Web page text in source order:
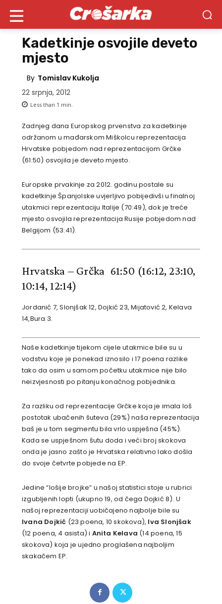
Kadetkinje osvojile deveto
mjesto
By Tomislav Kukolja
22 srpnja, 2012
Less than 1 min.
Zadnjeg dana Europskog prvenstva za kadetkinje
održanom u mađarskom Miškolcu reprezentacija
Hrvatske pobjedom nad reprezentacijom Grčke
(61:50) osvojila je deveto mjesto.
Europske prvakinje za 2012. godinu postale su
kadetkinje Španjolske uvjerljivo pobijedivši u finalnoj
utakmici reprezentaciju Italije (70:49), dok je treće
mjesto osvojila reprezentacija Rusije pobjedom nad
Belgijom (53:41).
Hrvatska – Grčka 61:50 (16:12, 23:10,
10:14, 12:14)
Jordanić 7, Slonjšak 12, Dojkić 23, Mijatović 2, Kelava
14,Bura 3.
Naše kadetkinje tijekom cijele utakmice bile su u
vodstvu koje je ponekad iznosilo i 17 poena razlike
tako da osim u samom početku utakmice nije bilo
neizvjesnosti po pitanju konačnog pobjednika.
Za razliku od reprezentacije Grčke koja je imala loš
postotak ubačenih šuteva (29%) naša reprezentacija
baš je u tom segmentu bila vrlo uspješna (45%).
Kada se uspješnom šutu doda i veći broj skokova
onda je jasno zašto je Hrvatska relativno lako došla
do svoje četvrte pobjede na EP.
Jedine “lošije brojke” u našoj statistici stoje u rubrici
izgubljenih lopti (ukupno 19, od čega Dojkić 8). U
našoj reprezentaciji uobičajeno najbolje bile su
Ivana Dojkić (23 poena, 10 skokova), Iva Slonjšak
(12 poena, 4 asista) i Anita Kelava (14 poena, 15
skokova) koja je ujedno proglašena najboljim
skakačem EP.